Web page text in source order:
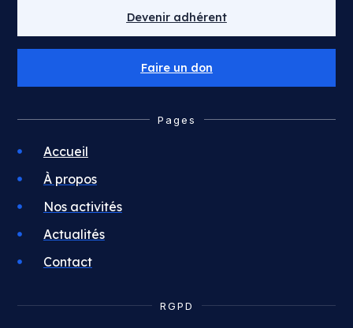
Devenir adhérent
Faire un don
Pages
Accueil
À propos
Nos activités
Actualités
Contact
RGPD